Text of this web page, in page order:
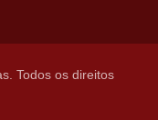
Todos os direitos